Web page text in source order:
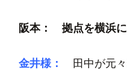
阪本： 拠点を横浜に
金井様： 田中が元